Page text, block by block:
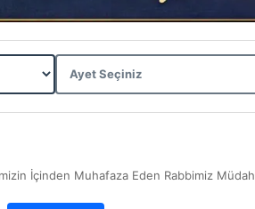
İçinden Muhafaza Eden Rabbimiz